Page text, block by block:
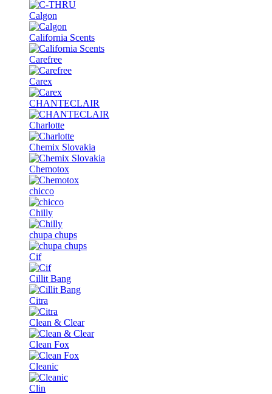
Calgon
California Scents
Carefree
Carex
CHANTECLAIR
Charlotte
Chemix Slovakia
Chemotox
chicco
Chilly
chupa chups
Cif
Cillit Bang
Citra
Clean & Clear
Clean Fox
Cleanic
Clin